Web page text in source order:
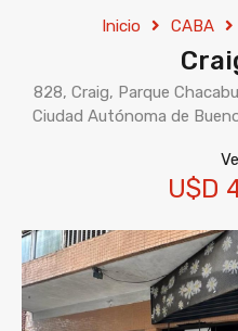
Inicio CABA
828, Craig, Parque
Ciudad Autónoma de
U$D